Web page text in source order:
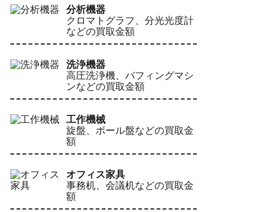
分析機器
クロマトグラフ、分光光度計
などの買取金額
洗浄機器
高圧洗浄機、バフィングマシ
ンなどの買取金額
工作機械
旋盤、ボール盤などの買取金
額
オフィス家具
事務机、会議机などの買取金
額